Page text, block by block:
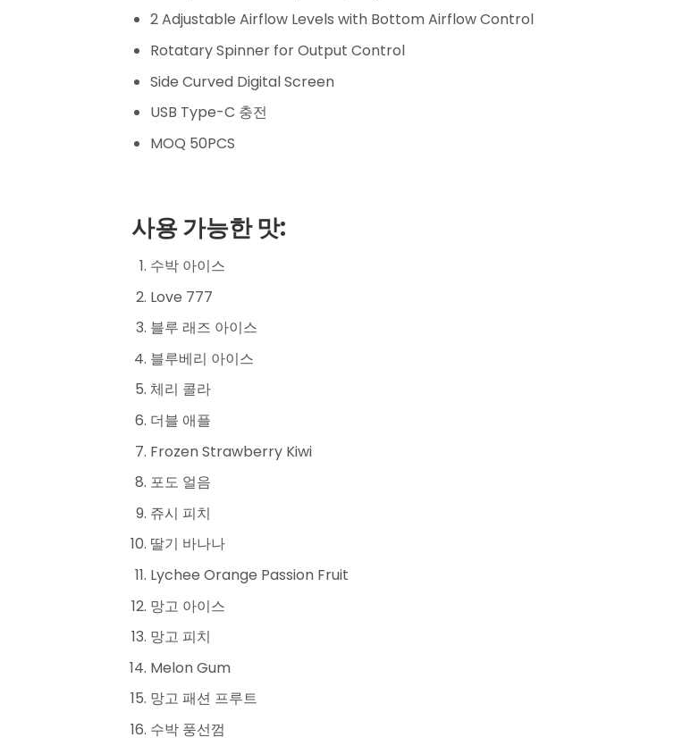
2 Adjustable Airflow Levels with Bottom Airflow Control
Rotatary Spinner for Output Control
Side Curved Digital Screen
USB Type-C 충전
MOQ 50PCS
사용 가능한 맛:
수박 아이스
Love 777
블루 래즈 아이스
블루베리 아이스
체리 콜라
더블 애플
Frozen Strawberry Kiwi
포도 얼음
쥬시 피치
딸기 바나나
Lychee Orange Passion Fruit
망고 아이스
망고 피치
Melon Gum
망고 패션 프루트
수박 풍선껌